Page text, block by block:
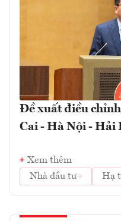
Đề xuất điều
Cai - Hà Nội - Hải
Xem thêm
Nhà đầu tư
Hạ